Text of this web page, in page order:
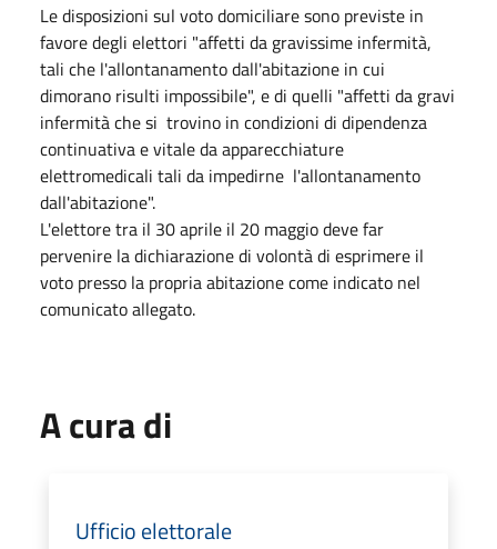
Le disposizioni sul voto domiciliare sono previste in
favore degli elettori "affetti da gravissime infermità,
tali che l'allontanamento dall'abitazione in cui
dimorano risulti impossibile", e di quelli "affetti da gravi
infermità che si trovino in condizioni di dipendenza
continuativa e vitale da apparecchiature
elettromedicali tali da impedirne l'allontanamento
dall'abitazione".
L'elettore tra il 30 aprile il 20 maggio deve far
pervenire la dichiarazione di volontà di esprimere il
voto presso la propria abitazione come indicato nel
comunicato allegato.
A cura di
Ufficio elettorale